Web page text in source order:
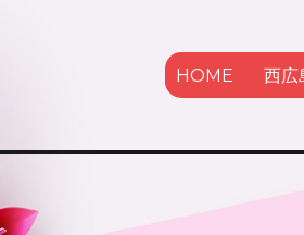
島あかり苑
HOME 西広